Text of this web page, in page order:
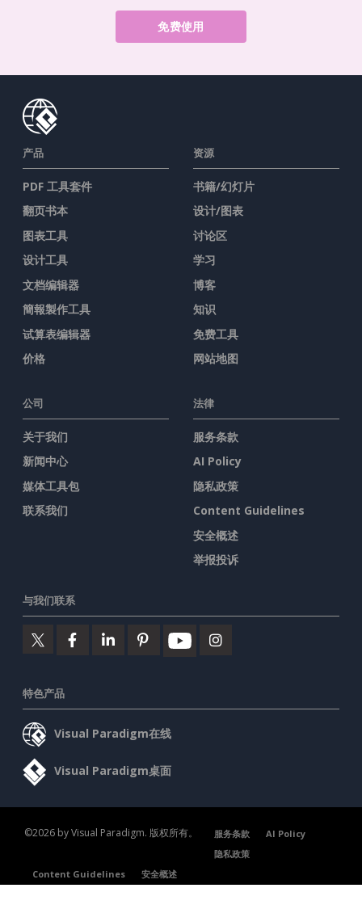
免费使用
产品
PDF 工具套件
翻页书本
图表工具
设计工具
文档编辑器
簡報製作工具
试算表编辑器
价格
资源
书籍/幻灯片
设计/图表
讨论区
学习
博客
知识
免费工具
网站地图
公司
关于我们
新闻中心
媒体工具包
联系我们
法律
服务条款
AI Policy
隐私政策
Content Guidelines
安全概述
举报投诉
与我们联系
特色产品
Visual Paradigm在线
Visual Paradigm桌面
©2026 by Visual Paradigm. 版权所有。 服务条款
AI Policy
隐私政策
Content Guidelines
安全概述